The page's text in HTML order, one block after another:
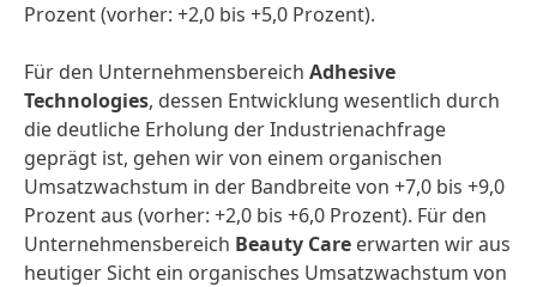
Prozent (vorher: +2,0 bis +5,0 Prozent).
Für den Unternehmensbereich Adhesive
Technologies, dessen Entwicklung wesentlich durch
die deutliche Erholung der Industrie­nachfrage
geprägt ist, gehen wir von einem organischen
Umsatzwachstum in der Bandbreite von +7,0 bis +9,0
Prozent aus (vorher: +2,0 bis +6,0 Prozent). Für den
Unternehmensbereich Beauty Care erwarten wir aus
heutiger Sicht ein organisches Umsatzwachstum von